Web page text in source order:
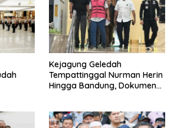
Kejagung Geledah
Tempattinggal Nurman Herin
Hingga Bandung, Dokumen